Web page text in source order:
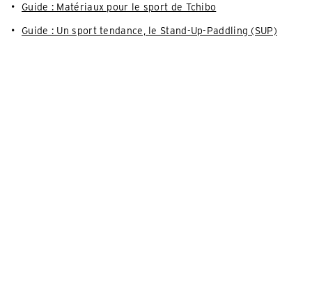
Guide : Matériaux pour le sport de Tchibo
Guide : Un sport tendance, le Stand-Up-Paddling (SUP)